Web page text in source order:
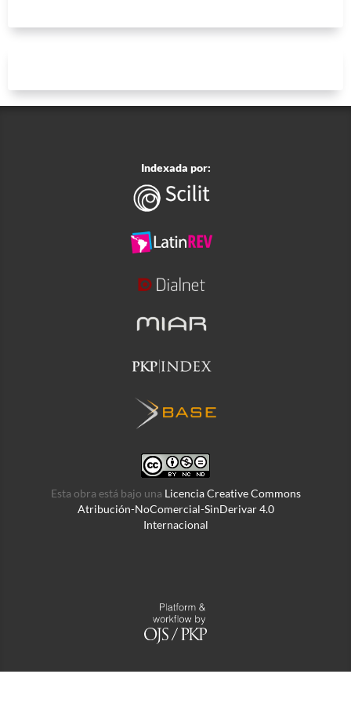
Indexada por:
Esta obra está bajo una Licencia Creative Commons
Atribución-NoComercial-SinDerivar 4.0
Internacional